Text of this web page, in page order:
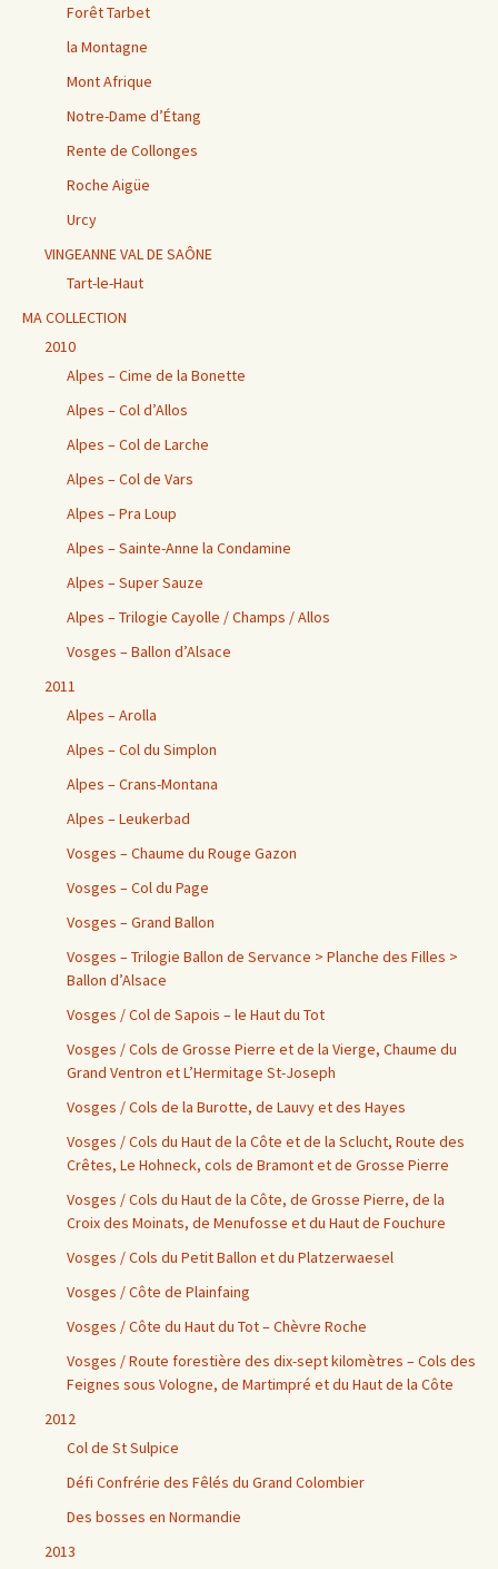
Forêt Tarbet
la Montagne
Mont Afrique
Notre-Dame d’Étang
Rente de Collonges
Roche Aigüe
Urcy
VINGEANNE VAL DE SAÔNE
Tart-le-Haut
MA COLLECTION
2010
Alpes – Cime de la Bonette
Alpes – Col d’Allos
Alpes – Col de Larche
Alpes – Col de Vars
Alpes – Pra Loup
Alpes – Sainte-Anne la Condamine
Alpes – Super Sauze
Alpes – Trilogie Cayolle / Champs / Allos
Vosges – Ballon d’Alsace
2011
Alpes – Arolla
Alpes – Col du Simplon
Alpes – Crans-Montana
Alpes – Leukerbad
Vosges – Chaume du Rouge Gazon
Vosges – Col du Page
Vosges – Grand Ballon
Vosges – Trilogie Ballon de Servance > Planche des Filles >
Ballon d’Alsace
Vosges / Col de Sapois – le Haut du Tot
Vosges / Cols de Grosse Pierre et de la Vierge, Chaume du
Grand Ventron et L’Hermitage St-Joseph
Vosges / Cols de la Burotte, de Lauvy et des Hayes
Vosges / Cols du Haut de la Côte et de la Sclucht, Route des
Crêtes, Le Hohneck, cols de Bramont et de Grosse Pierre
Vosges / Cols du Haut de la Côte, de Grosse Pierre, de la
Croix des Moinats, de Menufosse et du Haut de Fouchure
Vosges / Cols du Petit Ballon et du Platzerwaesel
Vosges / Côte de Plainfaing
Vosges / Côte du Haut du Tot – Chèvre Roche
Vosges / Route forestière des dix-sept kilomètres – Cols des
Feignes sous Vologne, de Martimpré et du Haut de la Côte
2012
Col de St Sulpice
Défi Confrérie des Fêlés du Grand Colombier
Des bosses en Normandie
2013